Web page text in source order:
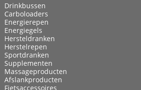
Drinkbussen
Carboloaders
Energierepen
Energiegels
Hersteldranken
Herstelrepen
Sportdranken
Supplementen
Massageproducten
Afslankproducten
Fietsaccessoires